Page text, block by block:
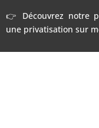
👉 Découvrez notre
une privatisation sur